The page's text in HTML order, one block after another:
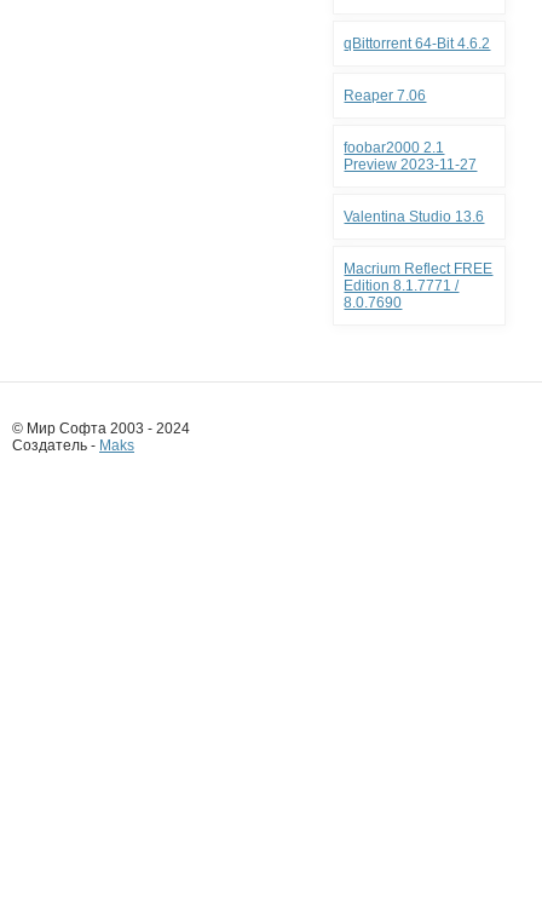
qBittorrent 64-Bit 4.6.2
Reaper 7.06
foobar2000 2.1
Preview 2023-11-27
Valentina Studio 13.6
Macrium Reflect FREE
Edition 8.1.7771 /
8.0.7690
© Мир Софта 2003 - 2024
Создатель - Maks